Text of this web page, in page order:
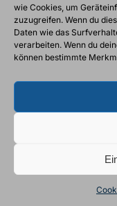
wie Cookies, um
zuzugreifen. Wenn du
Daten wie das
verarbeiten. Wenn du
können bestimmte
Rahel Ebner
Übungsleiter-